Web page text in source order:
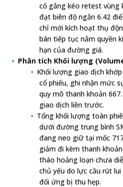
cố gắng kéo retest vùng
đạt biên độ ngắn 6.42
chỉ mới kích hoạt thụ
bán tiếp tục nắm quyền
hạn của đường giá.
Phân tích Khối lượng
Khối lượng giao dịch
cổ phiếu, ghi nhận mức
quy mô thanh khoản
giao dịch liền trước.
Tổng khối lượng toàn
dưới đường trung bình
đang neo giữ tại mốc
giảm đi kèm thanh
tháo hoảng loạn chưa
chủ yếu do lực cầu rút
đối ứng bị thu hẹp.